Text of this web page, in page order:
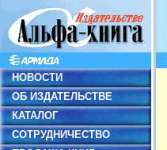
НОВОСТИ
ОБ ИЗДАТЕЛЬСТВЕ
КАТАЛОГ
СОТРУДНИЧЕСТВО